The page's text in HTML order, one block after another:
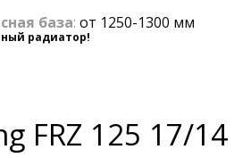
база: от 1250-1300 мм
радиатор!
FRZ 125 17/14